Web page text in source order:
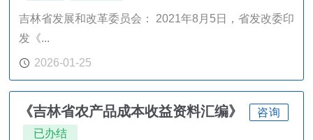
吉林省发展和改革委员会： 2021年8月5日，省发改委印
发《...
2026-01-25
《吉林省农产品成本收益资料汇编》
咨询
已办结